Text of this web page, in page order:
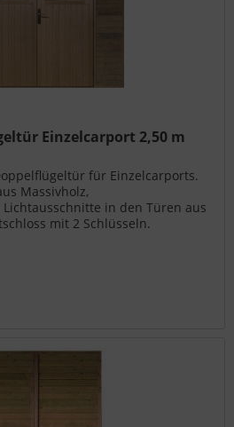
Einzelcarport 2,50 m
für Einzelcarports.
Massivholz,
in den Türen aus
mit 2 Schlüsseln.